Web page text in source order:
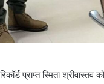
प्राप्त स्मिता श्रीवास्तव